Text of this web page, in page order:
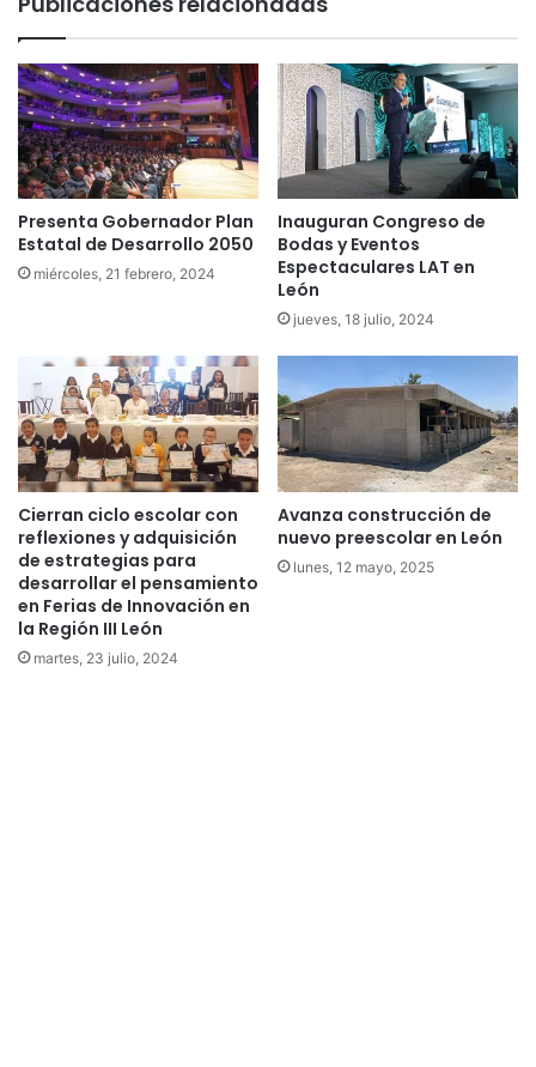
Presenta Gobernador Plan
Estatal de Desarrollo 2050
miércoles, 21 febrero, 2024
Inauguran Congreso de
Bodas y Eventos
Espectaculares LAT en
León
jueves, 18 julio, 2024
Cierran ciclo escolar con
reflexiones y adquisición
de estrategias para
desarrollar el pensamiento
en Ferias de Innovación en
la Región III León
martes, 23 julio, 2024
Avanza construcción de
nuevo preescolar en León
lunes, 12 mayo, 2025